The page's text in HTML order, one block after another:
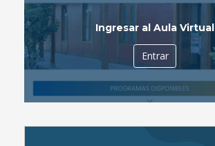
Ingresar al Aula Virtual
Entrar